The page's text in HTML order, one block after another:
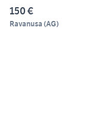
150 €
Ravanusa (AG)